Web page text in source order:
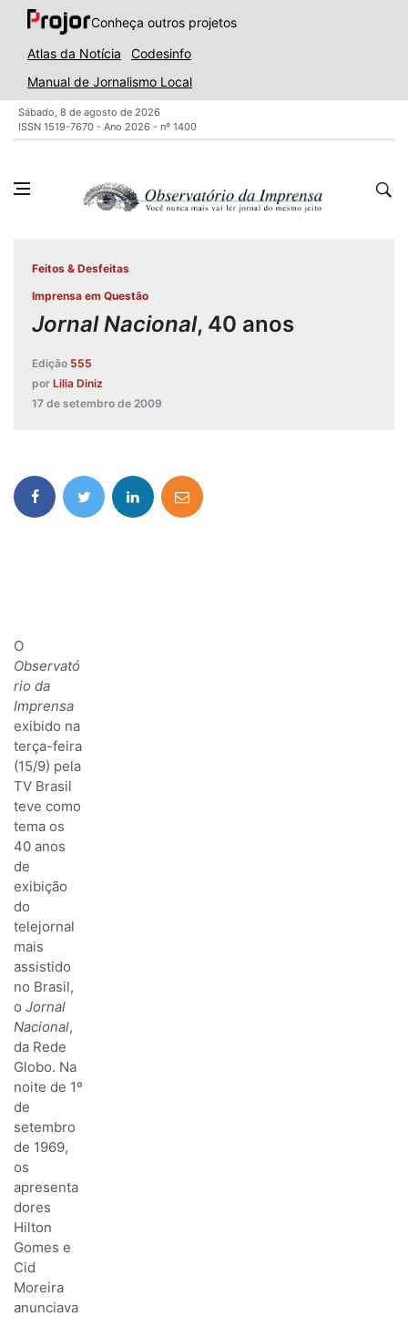
Conheça outros projetos
Atlas da Notícia
Codesinfo
Manual de Jornalismo Local
Sábado, 8 de agosto de 2026
ISSN 1519-7670 - Ano 2026 - nº 1400
Feitos & Desfeitas
Imprensa em Questão
Jornal Nacional, 40 anos
Edição 555
por Lilia Diniz
17 de setembro de 2009
O
Observató
rio da
Imprensa
exibido na
terça-feira
(15/9) pela
TV Brasil
teve como
tema os
40 anos
de
exibição
do
telejornal
mais
assistido
no Brasil,
o Jornal
Nacional,
da Rede
Globo. Na
noite de 1º
de
setembro
de 1969,
os
apresenta
dores
Hilton
Gomes e
Cid
Moreira
anunciava